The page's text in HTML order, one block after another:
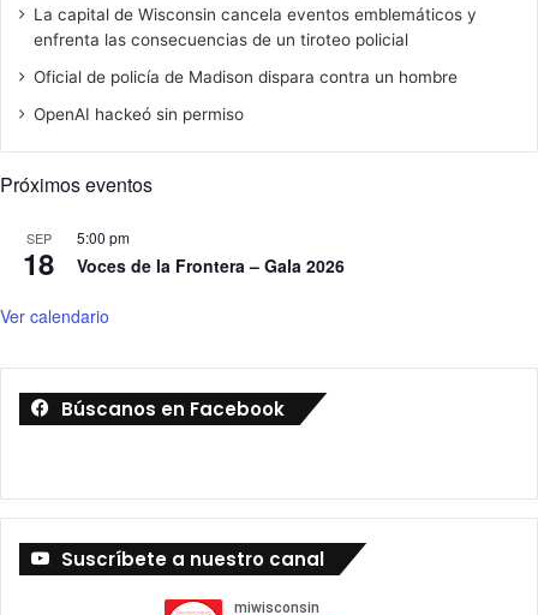
La capital de Wisconsin cancela eventos emblemáticos y
enfrenta las consecuencias de un tiroteo policial
Oficial de policía de Madison dispara contra un hombre
OpenAI hackeó sin permiso
Próximos eventos
SEP
18
5:00 pm
Voces de la Frontera – Gala 2026
Ver calendario
Búscanos en Facebook
Suscríbete a nuestro canal